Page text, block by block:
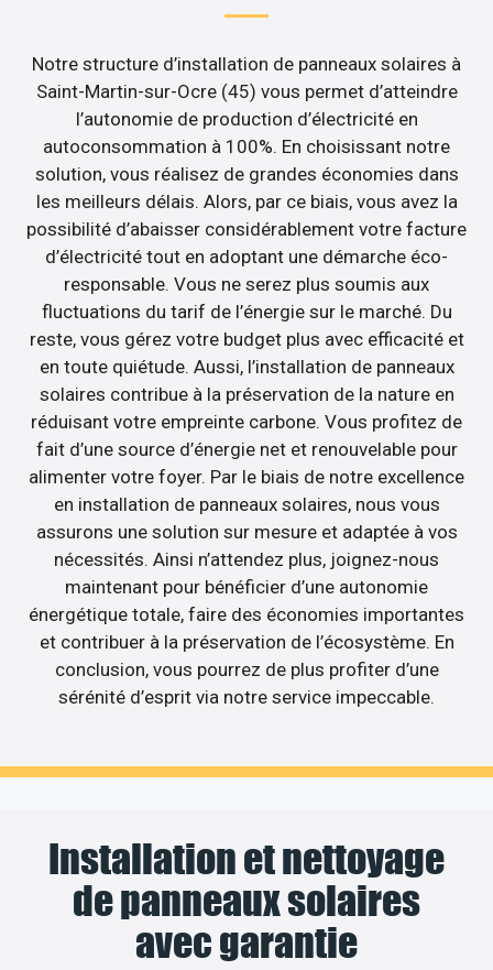
Notre structure d’installation de panneaux solaires à
Saint-Martin-sur-Ocre (45) vous permet d’atteindre
l’autonomie de production d’électricité en
autoconsommation à 100%. En choisissant notre
solution, vous réalisez de grandes économies dans
les meilleurs délais. Alors, par ce biais, vous avez la
possibilité d’abaisser considérablement votre facture
d’électricité tout en adoptant une démarche éco-
responsable. Vous ne serez plus soumis aux
fluctuations du tarif de l’énergie sur le marché. Du
reste, vous gérez votre budget plus avec efficacité et
en toute quiétude. Aussi, l’installation de panneaux
solaires contribue à la préservation de la nature en
réduisant votre empreinte carbone. Vous profitez de
fait d’une source d’énergie net et renouvelable pour
alimenter votre foyer. Par le biais de notre excellence
en installation de panneaux solaires, nous vous
assurons une solution sur mesure et adaptée à vos
nécessités. Ainsi n’attendez plus, joignez-nous
maintenant pour bénéficier d’une autonomie
énergétique totale, faire des économies importantes
et contribuer à la préservation de l’écosystème. En
conclusion, vous pourrez de plus profiter d’une
sérénité d’esprit via notre service impeccable.
Installation et nettoyage
de panneaux solaires
avec garantie